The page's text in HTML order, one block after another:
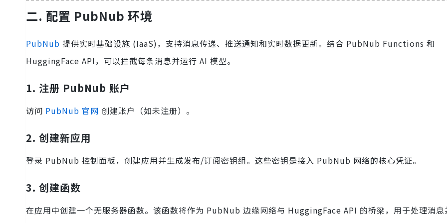
二. 配置 PubNub 环境
PubNub 提供实时基础设施 (IaaS)，支持消息传递、推送通知和实时数据更新。结合 PubNub Functions 和
HuggingFace API，可以拦截每条消息并运行 AI 模型。
1. 注册 PubNub 账户
访问 PubNub 官网 创建账户（如未注册）。
2. 创建新应用
登录 PubNub 控制面板，创建应用并生成发布/订阅密钥组。这些密钥是接入 PubNub 网络的核心凭证。
3. 创建函数
在应用中创建一个无服务器函数。该函数将作为 PubNub 边缘网络与 HuggingFace API 的桥梁，用于处理消息